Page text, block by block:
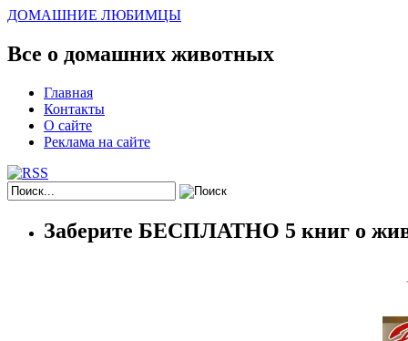
ДОМАШНИЕ ЛЮБИМЦЫ
Все о домашних животных
Главная
Контакты
О сайте
Реклама на сайте
Заберите БЕСПЛАТНО 5 книг о